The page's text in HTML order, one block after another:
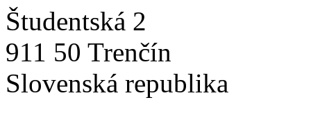
Študentská 2
911 50 Trenčín
Slovenská republika